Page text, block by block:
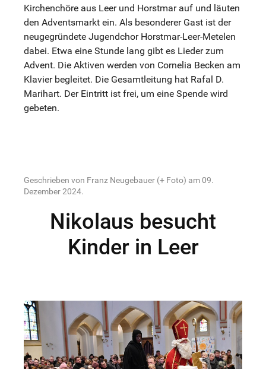
Kirchenchöre aus Leer und Horstmar auf und läuten
den Adventsmarkt ein. Als besonderer Gast ist der
neugegründete Jugendchor Horstmar-Leer-Metelen
dabei. Etwa eine Stunde lang gibt es Lieder zum
Advent. Die Aktiven werden von Cornelia Becken am
Klavier begleitet. Die Gesamtleitung hat Rafal D.
Marihart. Der Eintritt ist frei, um eine Spende wird
gebeten.
Geschrieben von Franz Neugebauer (+ Foto) am09.
Dezember 2024.
Nikolaus besucht
Kinder in Leer